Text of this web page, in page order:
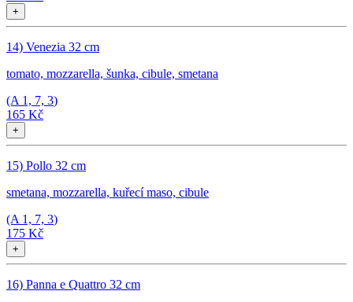
+
14) Venezia 32 cm
tomato, mozzarella, šunka, cibule, smetana
(A 1, 7, 3)
165 Kč
+
15) Pollo 32 cm
smetana, mozzarella, kuřecí maso, cibule
(A 1, 7, 3)
175 Kč
+
16) Panna e Quattro 32 cm